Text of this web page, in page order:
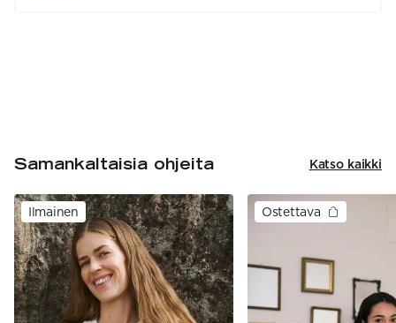
Samankaltaisia ohjeita Katso kaikki
Ilmainen Ostettava